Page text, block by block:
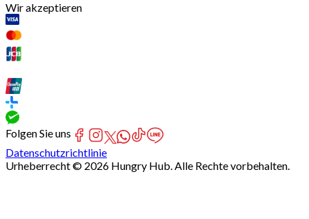
Wir akzeptieren
Folgen Sie uns
Datenschutzrichtlinie
Urheberrecht © 2026 Hungry Hub. Alle Rechte vorbehalten.